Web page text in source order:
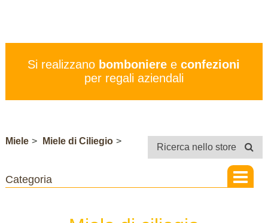
CONTATTI
Si realizzano bomboniere econfezioni
per regali aziendali
Ricerca nello store
Miele > Miele di Ciliegio >